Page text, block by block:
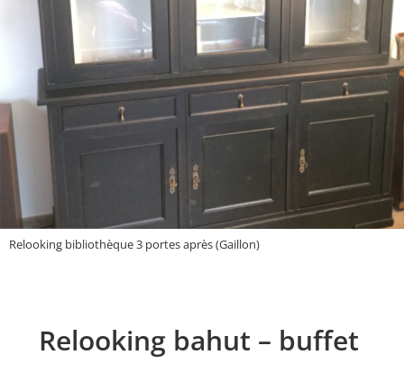
Relooking bibliothèque 3 portes après (Gaillon)
Relooking bahut – buffet